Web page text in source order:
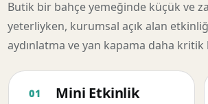
Butik bir bahçe yemeğinde küçük ve
yeterliyken, kurumsal açık alan
aydınlatma ve yan kapama daha kritik
Mini Etkinlik